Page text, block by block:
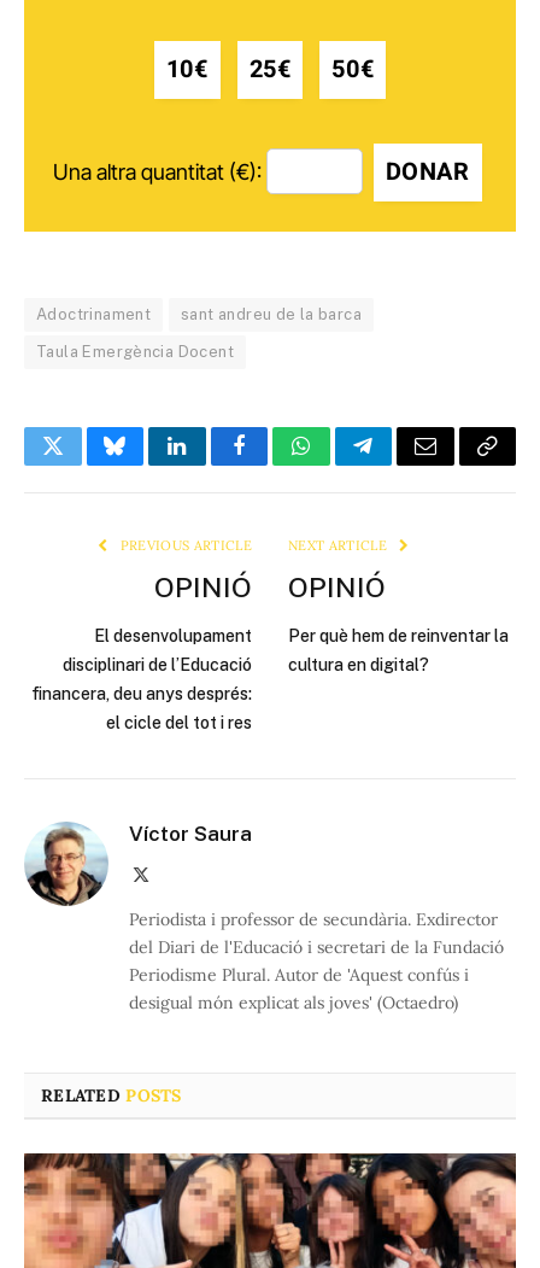
10€ 25€ 50€
Una altra quantitat (€): DONAR
Adoctrinament sant andreu de la barca
Taula Emergència Docent
TwitterBlueskyLinkedInFacebookWhatsAppTelegramEmail Copy
PREVIOUS ARTICLE
OPINIÓ
El desenvolupament
disciplinari de l’Educació
financera, deu anys després:
el cicle del tot i res
NEXT ARTICLE
OPINIÓ
Per què hem de reinventar la
cultura en digital?
Víctor Saura
Periodista i professor de secundària. Exdirector
del Diari de l'Educació i secretari de la Fundació
Periodisme Plural. Autor de 'Aquest confús i
desigual món explicat als joves' (Octaedro)
RELATEDPOSTS